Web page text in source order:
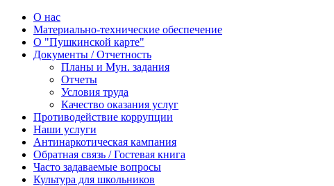
О нас
Материально-технические обеспечение
О "Пушкинской карте"
Документы / Отчетность
Планы и Мун. задания
Отчеты
Условия труда
Качество оказания услуг
Противодействие коррупции
Наши услуги
Антинаркотическая кампания
Обратная связь / Гостевая книга
Часто задаваемые вопросы
Культура для школьников